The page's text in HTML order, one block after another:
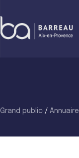
to
content
Grand public / Annuaire